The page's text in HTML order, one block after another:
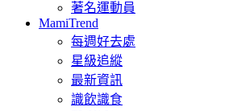
著名運動員
MamiTrend
每週好去處
星級追縱
最新資訊
識飲識食